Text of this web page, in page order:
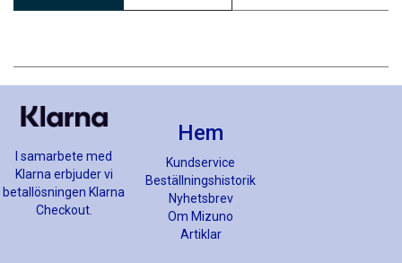
I samarbete med
Klarna erbjuder vi
betallösningen Klarna
Checkout.
Hem
Kundservice
Beställningshistorik
Nyhetsbrev
Om Mizuno
Artiklar